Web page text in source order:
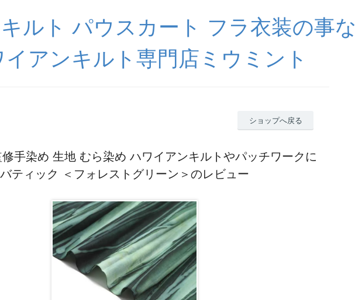
ルト パウスカート フラ衣装の事な
イアンキルト専門店ミウミント
ショップへ戻る
手染め 生地 むら染め ハワイアンキルトやパッチワークに
バティック ＜フォレストグリーン＞のレビュー